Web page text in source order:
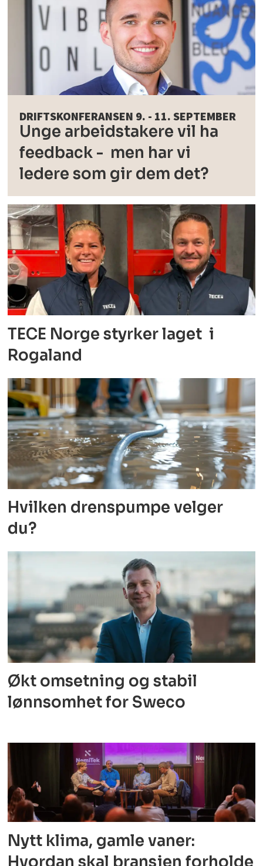
DRIFTSKONFERANSEN 9. - 11. SEPTEMBER
Unge arbeidstakere vil ha
feedback - men har vi
ledere som gir dem det?
TECE Norge styrker laget i
Rogaland
Hvilken drenspumpe velger
du?
Økt omsetning og stabil
lønnsomhet for Sweco
Nytt klima, gamle vaner:
Hvordan skal bransjen forholde